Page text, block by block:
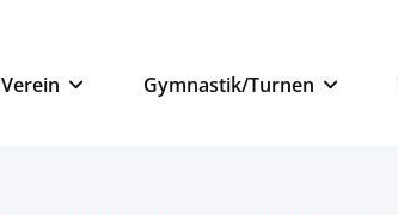
Verein Gymnastik/Turnen